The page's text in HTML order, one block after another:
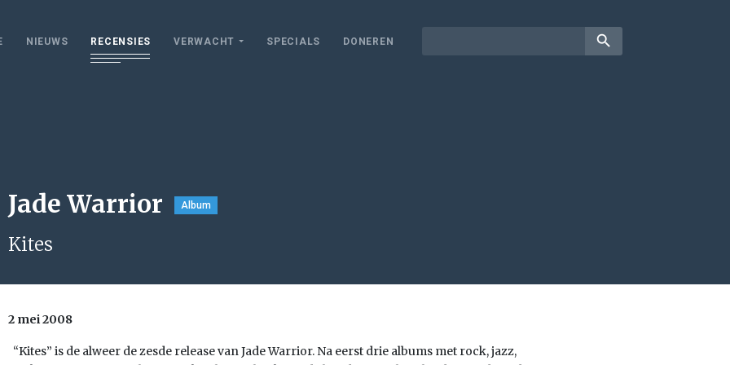
NIEUWS RECENSIES VERWACHT SPECIALS DONEREN search
Jade Warrior Album
Kites
2 mei 2008
“Kites” is de alweer de zesde release van Jade Warrior. Na eerst drie albums met rock, jazz,